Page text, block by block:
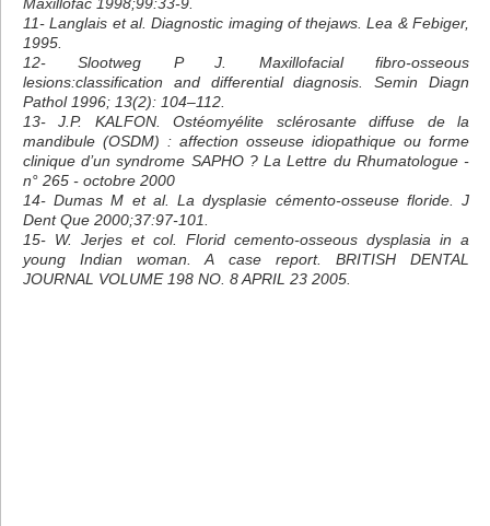
11- Langlais et al. Diagnostic imaging of thejaws. Lea & Febiger,
1995.
12- Slootweg P J. Maxillofacial fibro-osseous
lesions:classification and differential diagnosis. Semin Diagn
Pathol 1996; 13(2): 104–112.
13- J.P. KALFON. Ostéomyélite sclérosante diffuse de la
mandibule (OSDM) : affection osseuse idiopathique ou forme
clinique d’un syndrome SAPHO ? La Lettre du Rhumatologue -
n° 265 - octobre 2000
14- Dumas M et al. La dysplasie cémento-osseuse floride. J
Dent Que 2000;37:97-101.
15- W. Jerjes et col. Florid cemento-osseous dysplasia in a
young Indian woman. A case report. BRITISH DENTAL
JOURNAL VOLUME 198 NO. 8 APRIL 23 2005.